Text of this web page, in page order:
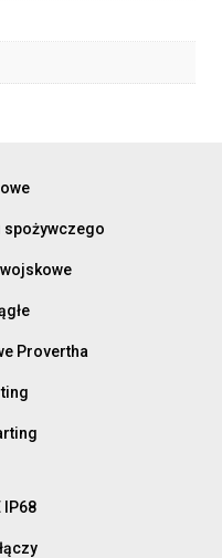
spożywczego
Provertha
IP68